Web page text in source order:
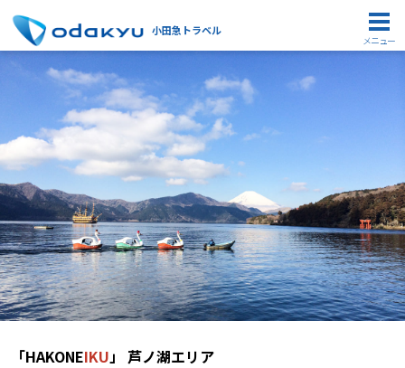
小田急トラベル
メニュー
「HAKONEIKU 」 芦ノ湖エリア